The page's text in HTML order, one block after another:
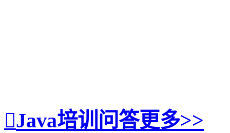
Java培训问答更多>>